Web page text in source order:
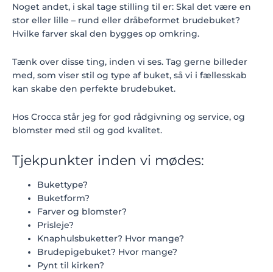
Noget andet, i skal tage stilling til er: Skal det være en
stor eller lille – rund eller dråbeformet brudebuket?
Hvilke farver skal den bygges op omkring.
Tænk over disse ting, inden vi ses. Tag gerne billeder
med, som viser stil og type af buket, så vi i fællesskab
kan skabe den perfekte brudebuket.
Hos Crocca står jeg for god rådgivning og service, og
blomster med stil og god kvalitet.
Tjekpunkter inden vi mødes:
Bukettype?
Buketform?
Farver og blomster?
Prisleje?
Knaphulsbuketter? Hvor mange?
Brudepigebuket? Hvor mange?
Pynt til kirken?